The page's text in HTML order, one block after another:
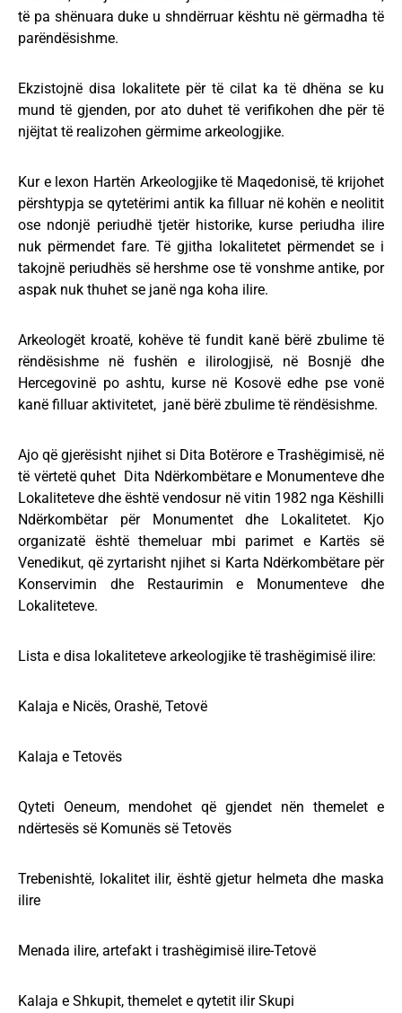
të pa shënuara duke u shndërruar kështu në gërmadha të
parëndësishme.
Ekzistojnë disa lokalitete për të cilat ka të dhëna se ku
mund të gjenden, por ato duhet të verifikohen dhe për të
njëjtat të realizohen gërmime arkeologjike.
Kur e lexon Hartën Arkeologjike të Maqedonisë, të krijohet
përshtypja se qytetërimi antik ka filluar në kohën e neolitit
ose ndonjë periudhë tjetër historike, kurse periudha ilire
nuk përmendet fare. Të gjitha lokalitetet përmendet se i
takojnë periudhës së hershme ose të vonshme antike, por
aspak nuk thuhet se janë nga koha ilire.
Arkeologët kroatë, kohëve të fundit kanë bërë zbulime të
rëndësishme në fushën e ilirologjisë, në Bosnjë dhe
Hercegovinë po ashtu, kurse në Kosovë edhe pse vonë
kanë filluar aktivitetet, janë bërë zbulime të rëndësishme.
Ajo që gjerësisht njihet si Dita Botërore e Trashëgimisë, në
të vërtetë quhet Dita Ndërkombëtare e Monumenteve dhe
Lokaliteteve dhe është vendosur në vitin 1982 nga Këshilli
Ndërkombëtar për Monumentet dhe Lokalitetet. Kjo
organizatë është themeluar mbi parimet e Kartës së
Venedikut, që zyrtarisht njihet si Karta Ndërkombëtare për
Konservimin dhe Restaurimin e Monumenteve dhe
Lokaliteteve.
Lista e disa lokaliteteve arkeologjike të trashëgimisë ilire:
Kalaja e Nicës, Orashë, Tetovë
Kalaja e Tetovës
Qyteti Oeneum, mendohet që gjendet nën themelet e
ndërtesës së Komunës së Tetovës
Trebenishtë, lokalitet ilir, është gjetur helmeta dhe maska
ilire
Menada ilire, artefakt i trashëgimisë ilire-Tetovë
Kalaja e Shkupit, themelet e qytetit ilir Skupi